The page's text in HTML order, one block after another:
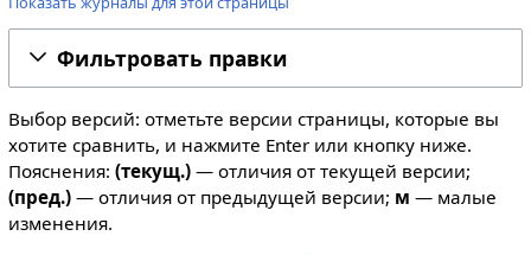
Фильтровать правки
Выбор версий: отметьте версии страницы, которые вы
хотите сравнить, и нажмите Enter или кнопку ниже.
Пояснения: (текущ.)— отличия от текущей версии;
(пред.)— отличия от предыдущей версии; м — малые
изменения.